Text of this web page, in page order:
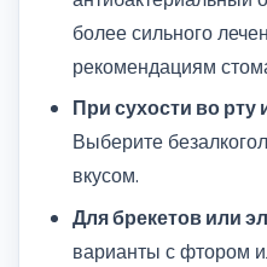
более сильного
рекомендациям
При сухости во рту
Выберите
вкусом.
Для брекетов или
варианты с фтором